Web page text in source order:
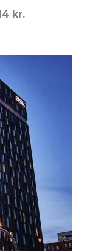
kr.